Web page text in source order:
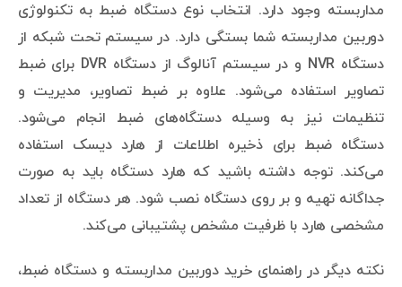
مداربسته وجود دارد. انتخاب نوع دستگاه ضبط به تکنولوژی
دوربین مداربسته شما بستگی دارد. در سیستم تحت شبکه از
دستگاه NVR و در سیستم آنالوگ از دستگاه DVR برای ضبط
تصاویر استفاده می‌شود. علاوه بر ضبط تصاویر، مدیریت و
تنظیمات نیز به وسیله دستگاه‌های ضبط انجام می‌شود.
دستگاه ضبط برای ذخیره اطلاعات از هارد دیسک استفاده
می‌کند. توجه داشته باشید که هارد دستگاه باید به صورت
جداگانه تهیه و بر روی دستگاه نصب شود. هر دستگاه از تعداد
مشخصی هارد با ظرفیت مشخص پشتیبانی می‌کند.
نکته دیگر در راهنمای خرید دوربین مداربسته و دستگاه ضبط،